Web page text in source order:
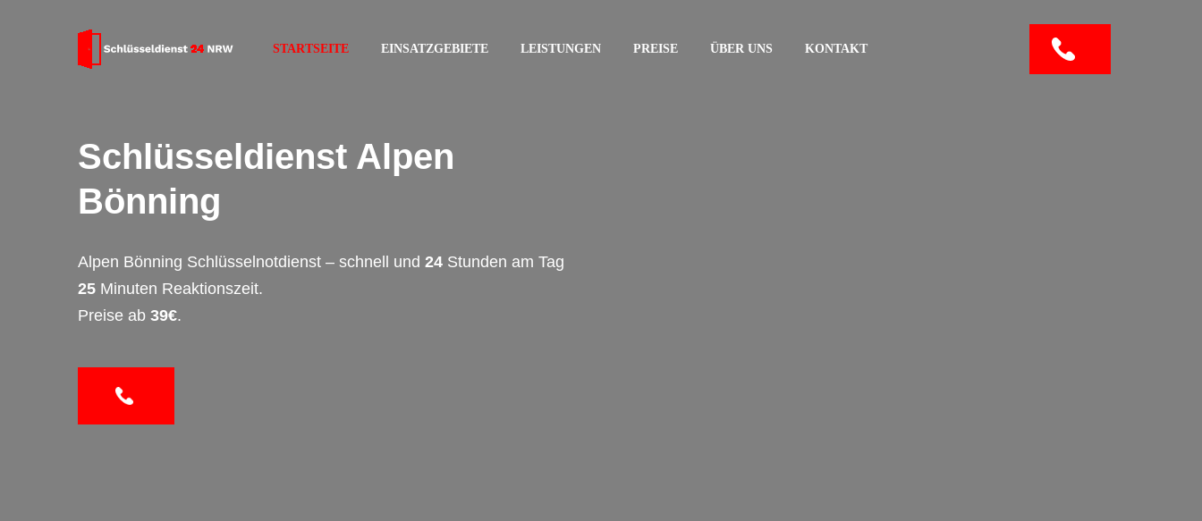
STARTSEITE EINSATZGEBIETE LEISTUNGEN PREISE ÜBER UNS KONTAKT
Schlüsseldienst Alpen
Bönning
Alpen Bönning Schlüsselnotdienst – schnell und 24 Stunden am Tag
25 Minuten Reaktionszeit.
Preise ab 39€.